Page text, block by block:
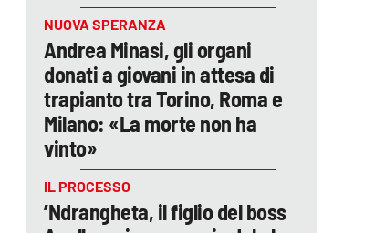
NUOVA SPERANZA
Andrea Minasi, gli organi
donati a giovani in attesa di
trapianto tra Torino, Roma e
Milano: «La morte non ha
vinto»
IL PROCESSO
’Ndrangheta, il figlio del boss